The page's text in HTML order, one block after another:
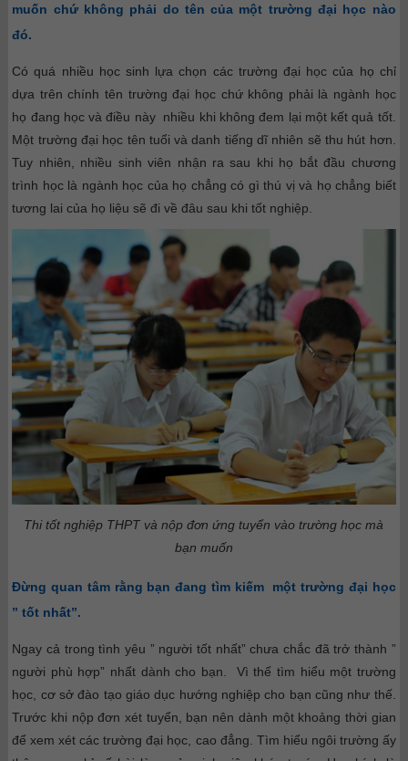
muốn chứ không phải do tên của một trường đại học nào
đó.
Có quá nhiều học sinh lựa chọn các trường đại học của họ chỉ
dựa trên chính tên trường đại học chứ không phải là ngành học
họ đang học và điều này nhiều khi không đem lại một kết quả tốt.
Một trường đại học tên tuổi và danh tiếng dĩ nhiên sẽ thu hút hơn.
Tuy nhiên, nhiều sinh viên nhận ra sau khi họ bắt đầu chương
trình học là ngành học của họ chẳng có gì thú vị và họ chẳng biết
tương lai của họ liệu sẽ đi về đâu sau khi tốt nghiệp.
Thi tốt nghiệp THPT và nộp đơn ứng tuyển vào trường học mà
bạn muốn
Đừng quan tâm rằng bạn đang tìm kiếm một trường đại học
” tốt nhất”.
Ngay cả trong tình yêu ” người tốt nhất” chưa chắc đã trở thành ”
người phù hợp” nhất dành cho bạn. Vì thế tìm hiểu một trường
học, cơ sở đào tạo giáo dục hướng nghiệp cho bạn cũng như thế.
Trước khi nộp đơn xét tuyển, bạn nên dành một khoảng thời gian
để xem xét các trường đại học, cao đẳng. Tìm hiểu ngôi trường ấy